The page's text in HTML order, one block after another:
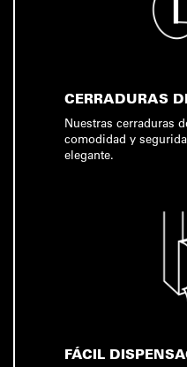
CERRADURAS
Nuestras cerraduras
comodidad y
elegante.
FÁCIL